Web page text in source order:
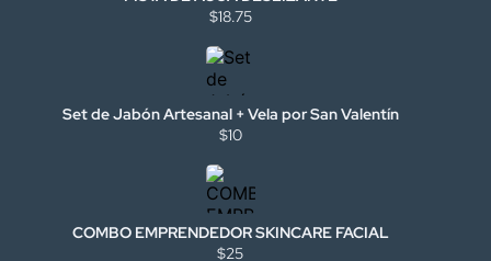
$18.75
Set de Jabón Artesanal + Vela por San Valentín
$10
COMBO EMPRENDEDOR SKINCARE FACIAL
$25